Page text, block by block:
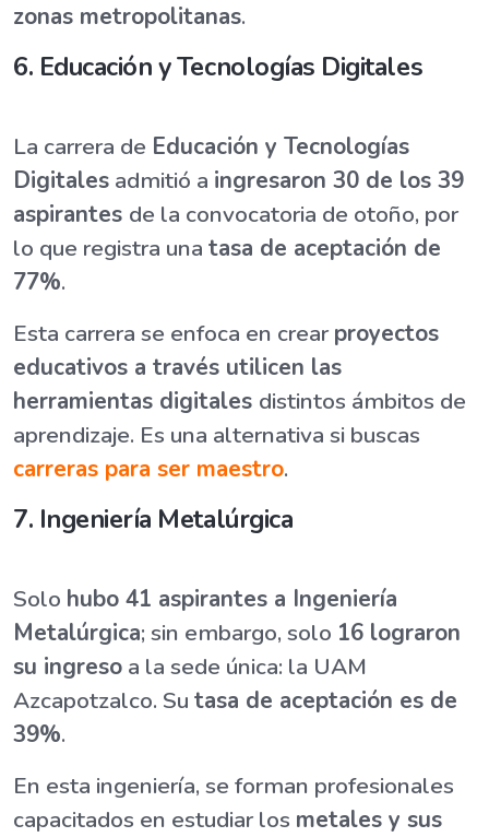
zonas metropolitanas.
6. Educación y Tecnologías Digitales
La carrera de Educación y Tecnologías
Digitales admitió a ingresaron 30 de los 39
aspirantes de la convocatoria de otoño, por
lo que registra una tasa de aceptación de
77%.
Esta carrera se enfoca en crearproyectos
educativos a través utilicen las
herramientas digitales distintos ámbitos de
aprendizaje. Es una alternativa si buscas
carreras para ser maestro.
7. Ingeniería Metalúrgica
Solo hubo 41 aspirantes a Ingeniería
Metalúrgica; sin embargo, solo 16 lograron
su ingreso a la sede única: la UAM
Azcapotzalco. Su tasa de aceptación es de
39%.
En esta ingeniería, se forman profesionales
capacitados en estudiar los metales y sus